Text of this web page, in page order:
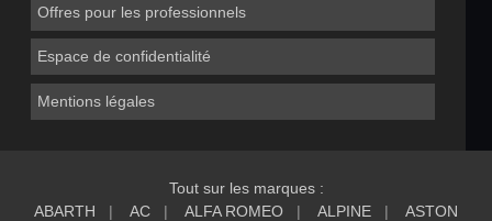
Offres pour les professionnels
Espace de confidentialité
Mentions légales
Tout sur les marques :
ABARTH
AC ALFA ROMEO ALPINE
ASTON